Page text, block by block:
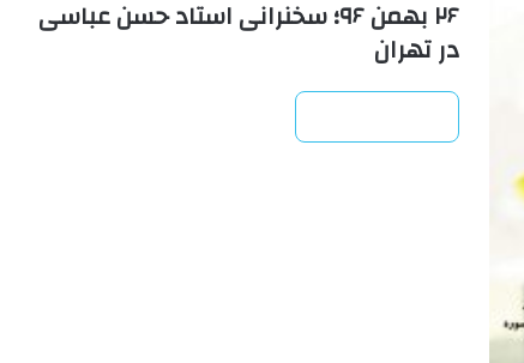
۲۶ بهمن ۹۶؛ سخنرانی استاد حسن عباسی
در تهران